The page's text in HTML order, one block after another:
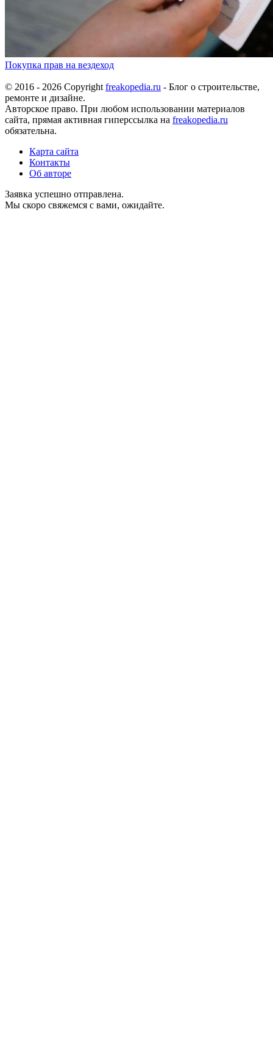
Покупка прав на вездеход
© 2016 - 2026 Copyright freakopedia.ru - Блог о строительстве,
ремонте и дизайне.
Авторское право. При любом использовании материалов
сайта, прямая активная гиперссылка на freakopedia.ru
обязательна.
Карта сайта
Контакты
Об авторе
Заявка успешно отправлена.
Мы скоро свяжемся с вами, ожидайте.